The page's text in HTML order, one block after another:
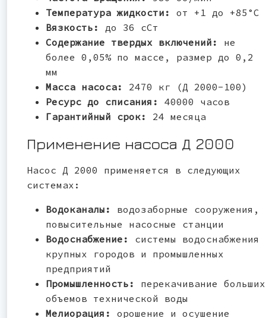
Температура жидкости: от +1 до +85°С
Вязкость: до 36 сСт
Содержание твердых включений: не
более 0,05% по массе, размер до 0,2
мм
Масса насоса: 2470 кг (Д 2000-100)
Ресурс до списания: 40000 часов
Гарантийный срок: 24 месяца
Применение насоса Д 2000
Насос Д 2000 применяется в следующих
системах:
Водоканалы: водозаборные сооружения,
повысительные насосные станции
Водоснабжение: системы водоснабжения
крупных городов и промышленных
предприятий
Промышленность: перекачивание больших
объемов технической воды
Мелиорация: орошение и осушение